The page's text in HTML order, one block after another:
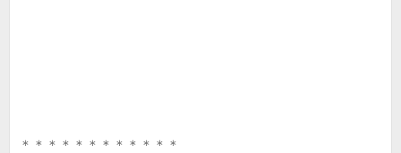
＊＊＊＊＊＊＊＊＊＊＊＊